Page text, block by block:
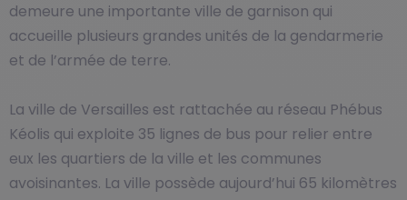
demeure une importante ville de garnison qui
accueille plusieurs grandes unités de la gendarmerie
et de l’armée de terre.
La ville de Versailles est rattachée au réseau Phébus
Kéolis qui exploite 35 lignes de bus pour relier entre
eux les quartiers de la ville et les communes
avoisinantes. La ville possède aujourd’hui 65 kilomètres